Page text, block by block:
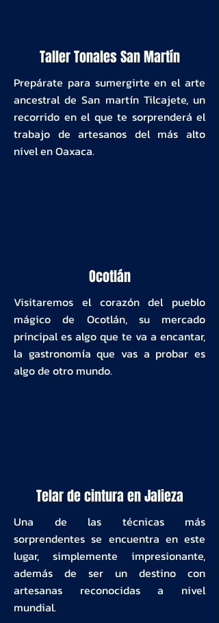
Taller Tonales San Martín
Prepárate para sumergirte en el arte
ancestral de San martín Tilcajete, un
recorrido en el que te sorprenderá el
trabajo de artesanos del más alto
nivel en Oaxaca.
Ocotlán
Visitaremos el corazón del pueblo
mágico de Ocotlán, su mercado
principal es algo que te va a encantar,
la gastronomía que vas a probar es
algo de otro mundo.
Telar de cintura en Jalieza
Una de las técnicas más
sorprendentes se encuentra en este
lugar, simplemente impresionante,
además de ser un destino con
artesanas reconocidas a nivel
mundial.